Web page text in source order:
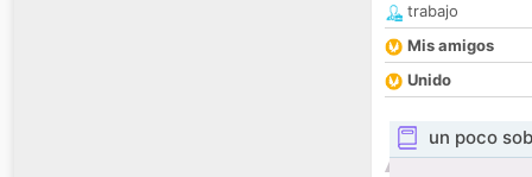
trabajo
Mis amigos
Unido
un poco